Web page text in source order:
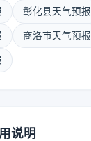
彰化县天气预报
商洛市天气预报
说明